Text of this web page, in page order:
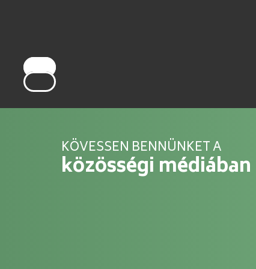
KÖVESSEN BENNÜNKET A
közösségi médiában